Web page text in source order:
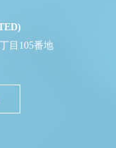
目105番地